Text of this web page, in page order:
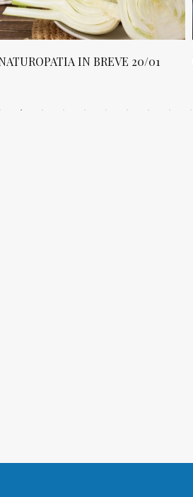
IN BREVE 20/01